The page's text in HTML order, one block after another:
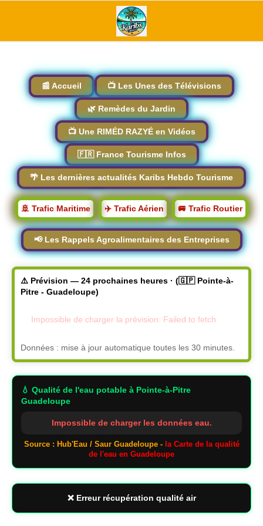
📰 Accueil 📺 Les Unes des Télévisions
🌿 Remèdes du Jardin
📺 Une RIMÉD RAZYÉ en Vidéos
🇫🇷 France Tourisme Infos
🌴 Les dernières actualités Karibs Hebdo Tourisme
🚢 Trafic Maritime ✈️ Trafic Aérien 🚐 Trafic Routier
📢 Les Rappels Agroalimentaires des Entreprises
⚠️ Prévision — 24 prochaines heures · (🇬🇵 Pointe-à-
Pitre - Guadeloupe)
Impossible de charger la prévision: Failed to fetch
Données : mise à jour automatique toutes les 30 minutes.
💧 Qualité de l'eau potable à Pointe-à-Pitre
Guadeloupe
Impossible de charger les données eau.
Source : Hub'Eau / Saur Guadeloupe - la Carte de la qualité
de l'eau en Guadeloupe
❌ Erreur récupération qualité air